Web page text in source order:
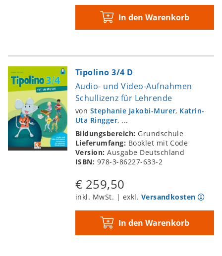
In den Warenkorb
Tipolino 3/4 D
Audio- und Video-Aufnahmen
Schullizenz für Lehrende
von Stephanie Jakobi-Murer, Katrin-
Uta Ringger, ...
Bildungsbereich: Grundschule
Lieferumfang: Booklet mit Code
Version:Ausgabe Deutschland
ISBN: 978-3-86227-633-2
€ 259,50
inkl. MwSt. | exkl. Versandkosten
In den Warenkorb